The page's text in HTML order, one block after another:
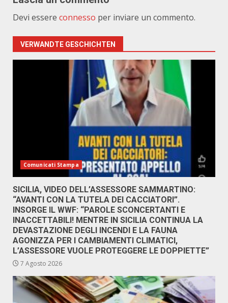
Devi essere connesso per inviare un commento.
VERWANDTE GESCHICHTEN
Comunicati Stampa
SICILIA, VIDEO DELL’ASSESSORE SAMMARTINO:
“AVANTI CON LA TUTELA DEI CACCIATORI”.
INSORGE IL WWF: “PAROLE SCONCERTANTI E
INACCETTABILI! MENTRE IN SICILIA CONTINUA LA
DEVASTAZIONE DEGLI INCENDI E LA FAUNA
AGONIZZA PER I CAMBIAMENTI CLIMATICI,
L’ASSESSORE VUOLE PROTEGGERE LE DOPPIETTE”
7 Agosto 2026